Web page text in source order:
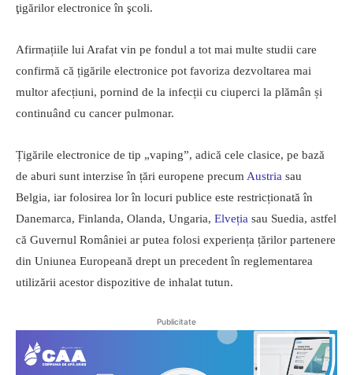
ţigărilor electronice în şcoli.
Afirmațiile lui Arafat vin pe fondul a tot mai multe studii care
confirmă că țigările electronice pot favoriza dezvoltarea mai
multor afecțiuni, pornind de la infecții cu ciuperci la plămân și
continuând cu cancer pulmonar.
Țigările electronice de tip „vaping”, adică cele clasice, pe bază
de aburi sunt interzise în țări europene precum Austria sau
Belgia, iar folosirea lor în locuri publice este restricționată în
Danemarca, Finlanda, Olanda, Ungaria, Elveția sau Suedia, astfel
că Guvernul României ar putea folosi experiența țărilor partenere
din Uniunea Europeană drept un precedent în reglementarea
utilizării acestor dispozitive de inhalat tutun.
Publicitate